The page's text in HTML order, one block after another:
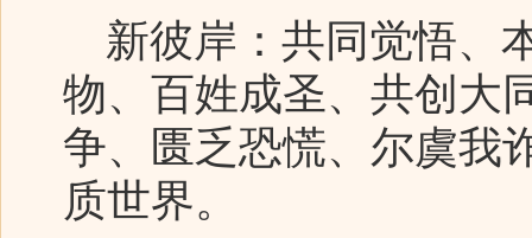
新彼岸：共同觉悟、
物、百姓成圣、共创大
争、匮乏恐慌、尔虞我
质世界。